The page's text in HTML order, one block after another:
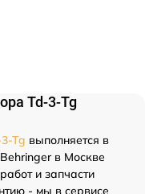
Td-3-Tg
Tg выполняется в
в Москве
и запчасти
- мы в сервисе